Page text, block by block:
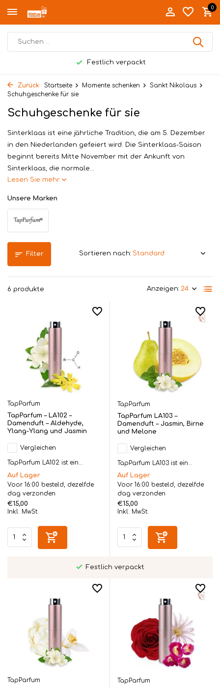
0
Festlich verpackt
Zurück Startseite Momente schenken
Sankt Nikolaus
Schuhgeschenke für sie
Schuhgeschenke für sie
Sinterklaas ist eine jährliche Tradition, die am 5. Dezember
in den Niederlanden gefeiert wird. Die Sinterklaas-Saison
beginnt bereits Mitte November mit der Ankunft von
Sinterklaas, die normale...
Lesen Sie mehr
Unsere Marken
Filter
6 produkte Anzeigen:
Sortieren nach:
TapParfum
TapParfum – LA102 –
Damenduft – Aldehyde,
Ylang-Ylang und Jasmin
Vergleichen
TapParfum LA102 ist ein...
Auf Lager
Voor 16:00 besteld, dezelfde
dag verzonden
€15,00
Inkl. MwSt.
TapParfum
TapParfum LA103 –
Damenduft – Jasmin, Birne
und Melone
Vergleichen
TapParfum LA103 ist ein...
Auf Lager
Voor 16:00 besteld, dezelfde
dag verzonden
€15,00
Inkl. MwSt.
Festlich verpackt
TapParfum
TapParfum